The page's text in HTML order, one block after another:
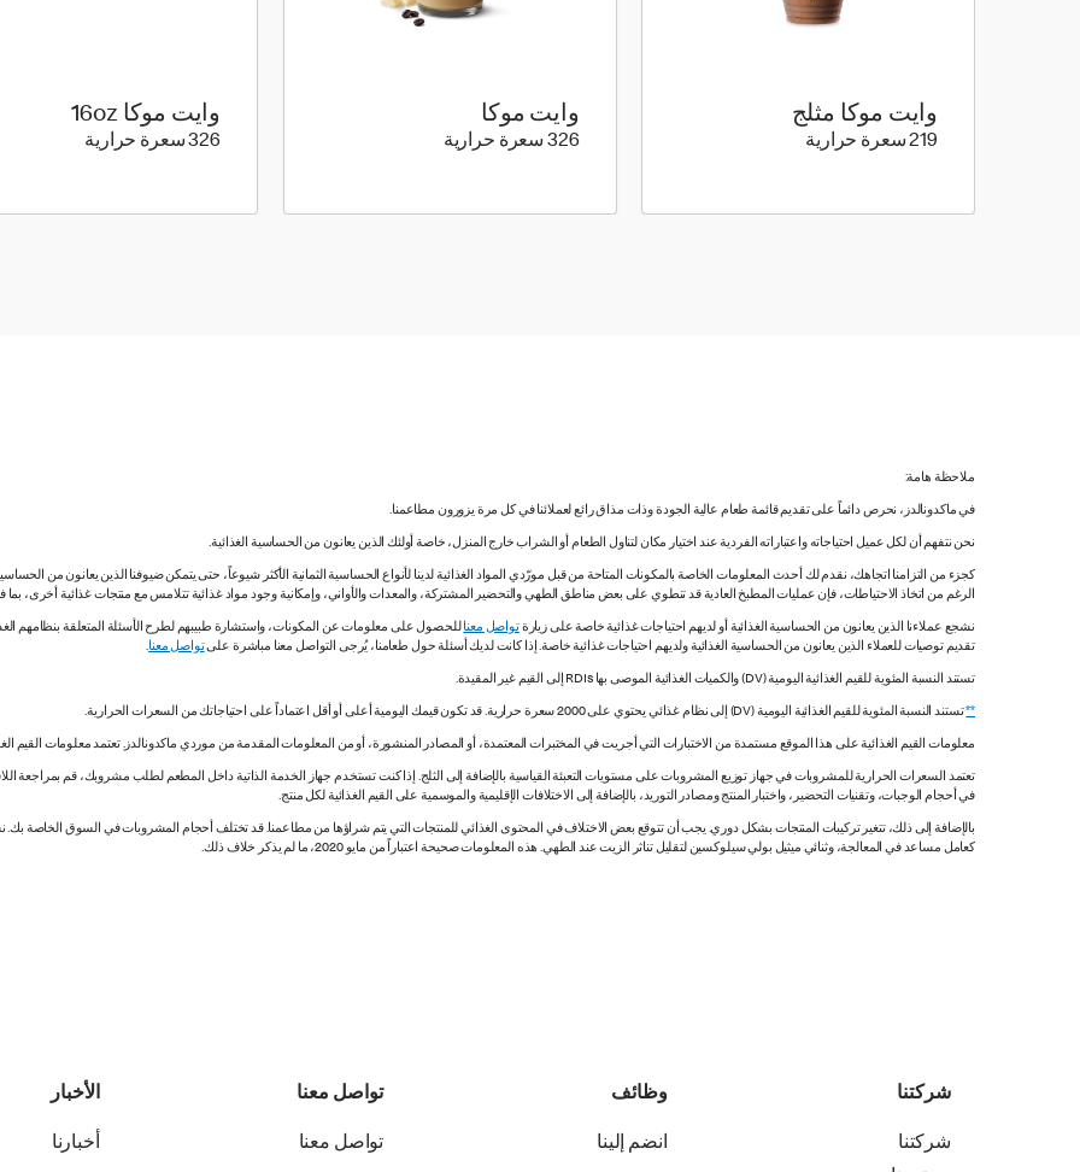
وايت موكا مثلج
219 سعرة حرارية 219 كيلو سعرة حرارية
وايت موكا
326 سعرة حرارية
وايت موكا 16oz
326 سعرة حرارية 326 كيلو سعرة حرارية
ملاحظة هامة:
في ماكدونالدز، نحرص دائماً على تقديم قائمة طعام عالية الجودة وذات مذاق رائع لعملائنا في كل مرة يزورون مطاعمنا.
نحن نتفهم أن لكل عميل احتياجاته واعتباراته الفردية عند اختيار مكان لتناول الطعام أو الشراب خارج المنزل، خاصة أولئك الذين يعانون من الحساسية الغذائية.
كجزء من التزامنا اتجاهك، نقدم لك أحدث المعلومات الخاصة بالمكونات المتاحة من قبل مورّدي المواد الغذائية لدينا لأنواع الحساسية الثمانية الأكثر شيوعاً، حتى يتمكن ضيوفنا الذين يعانون من
الرغم من اتخاذ الاحتياطات، فإن عمليات المطبخ العادية قد تنطوي على بعض مناطق الطهي والتحضير المشتركة، والمعدات والأواني، وإمكانية وجود مواد غذائية تتلامس مع منتجات غذائية أخرى،
نشجع عملاءنا الذين يعانون من الحساسية الغذائية أو لديهم احتياجات غذائية خاصة على زيارةتواصل معناللحصول على معلومات عن المكونات، واستشارة طبيبهم لطرح الأسئلة المتعلقة بنظامهم
تقديم توصيات للعملاء الذين يعانون من الحساسية الغذائية ولديهم احتياجات غذائية خاصة. إذا كانت لديك أسئلة حول طعامنا، يُرجى التواصل معنا مباشرة علىتواصل معنا.
تستند النسبة المئوية للقيم الغذائية اليومية (DV) والكميات الغذائية الموصى بها RDIs إلى القيم غير المقيدة.
**تستند النسبة المئوية للقيم الغذائية اليومية (DV) إلى نظام غذائي يحتوي على 2000 سعرة حرارية. قد تكون قيمك اليومية أعلى أو أقل اعتماداً على احتياجاتك من السعرات الحرارية.
معلومات القيم الغذائية على هذا الموقع مستمدة من الاختبارات التي أجريت في المختبرات المعتمدة، أو المصادر المنشورة، أو من المعلومات المقدمة من موردي ماكدونالدز. تعتمد معلومات القيم
تعتمد السعرات الحرارية للمشروبات في جهاز توزيع المشروبات على مستويات التعبئة القياسية بالإضافة إلى الثلج. إذا كنت تستخدم جهاز الخدمة الذاتية داخل المطعم لطلب مشروبك، قم بمراجعة
في أحجام الوجبات، وتقنيات التحضير، واختبار المنتج ومصادر التوريد، بالإضافة إلى الاختلافات الإقليمية والموسمية على القيم الغذائية لكل منتج.
بالإضافة إلى ذلك، تتغير تركيبات المنتجات بشكل دوري. يجب أن تتوقع بعض الاختلاف في المحتوى الغذائي للمنتجات التي يتم شراؤها من مطاعمنا. قد تختلف أحجام المشروبات في السوق
كعامل مساعد في المعالجة، وثنائي ميثيل بولي سيلوكسين لتقليل تناثر الزيت عند الطهي. هذه المعلومات صحيحة اعتباراً من مايو 2020، ما لم يذكر خلاف ذلك.
شركتنا
شركتنا
وظائف
انضم إلينا
تواصل معنا
تواصل معنا
الأخبار
أخبارنا